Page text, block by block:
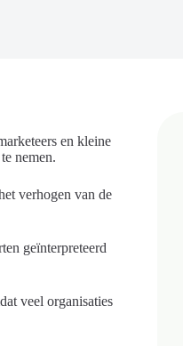
en kleine
nemen.
verhogen van de
geïnterpreteerd
veel organisaties